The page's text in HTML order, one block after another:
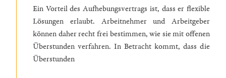
Ein Vorteil des Aufhebungsvertrags ist, dass er flexible
Lösungen erlaubt. Arbeitnehmer und Arbeitgeber
können daher recht frei bestimmen, wie sie mit offenen
Überstunden verfahren. In Betracht kommt, dass die
Überstunden